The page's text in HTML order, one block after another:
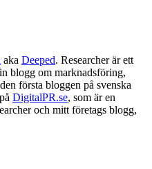
aka Deeped. Researcher är ett
blogg om marknadsföring,
första bloggen på svenska
DigitalPR.se, som är en
och mitt företags blogg,